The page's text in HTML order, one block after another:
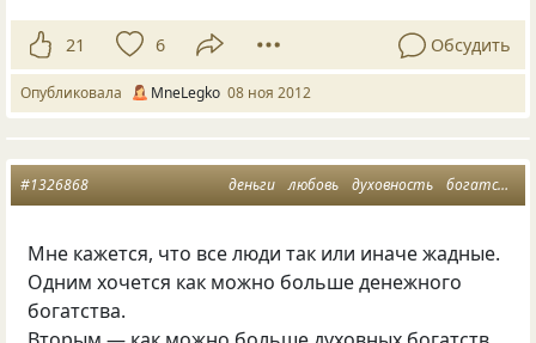
21 6 Обсудить
Опубликовала MneLegko 08 ноя 2012
деньги любовь духовность богатство
#1326868
Мне кажется, что все люди так или иначе жадные.
Одним хочется как можно больше денежного
богатства.